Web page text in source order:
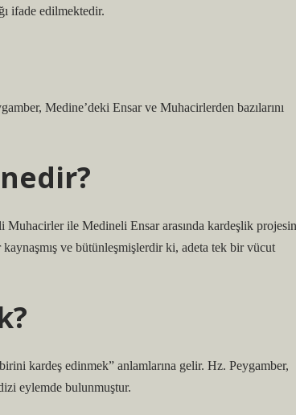
ifade edilmektedir.
Medine’deki Ensar ve Muhacirlerden bazılarını
ile Medineli Ensar arasında kardeşlik
ve bütünleşmişlerdir ki, adeta tek bir vücut
kardeş edinmek” anlamlarına gelir. Hz. Peygamber,
eylemde bulunmuştur.